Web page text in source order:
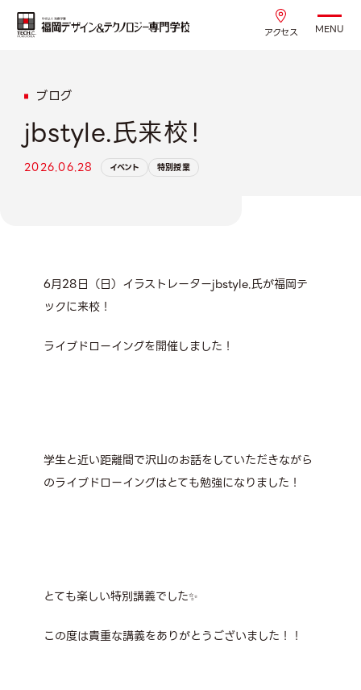
アクセス MENU
ブログ
jbstyle.氏来校！
2026.06.28 イベント 特別授業
6月28日（日）イラストレーターjbstyle.氏が福岡テ
ックに来校！
ライブドローイングを開催しました！
学生と近い距離間で沢山のお話をしていただきながら
のライブドローイングはとても勉強になりました！
とても楽しい特別講義でした✨
この度は貴重な講義をありがとうございました！！